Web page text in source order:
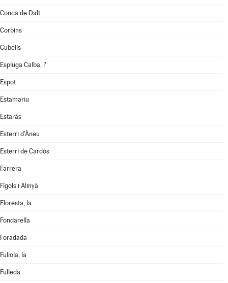
Conca de Dalt
Corbins
Cubells
Espluga Calba, l'
Espot
Estamariu
Estaràs
Esterri d'Àneu
Esterri de Cardós
Farrera
Fígols i Alinyà
Floresta, la
Fondarella
Foradada
Fuliola, la
Fulleda